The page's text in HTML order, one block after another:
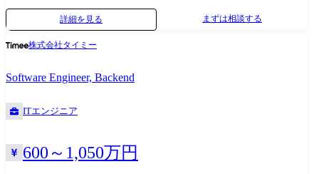
織は個々人の志向や特性の多様性を「許容」するのではなく「歓迎」す
る組織です。 各メンバーの多様性を彩りとして捉えて決して否定せず、
強みとして重ね合わせて、同じチーム、プロダクトの目標を達成を実現
て領域ごとに組織を分割したり、専任のエンジニアリングマネージャー
やアジャイルコーチ、スクラムマスターなどマネジメント専門職メンバ
ーを各チームに配置しています。
コミュニティ活動 社内の所属チームを超えたiOSやAndroidなど専門的な
技術テーマごとに取り扱うコミュニティ活動も活発で、組織図を超えた
す。 ●プロダクトに蓄積された様々なデータをアプリケーションで活用
することで、アプリケーション自体の価値を高めることに責任を持つ。
定しています。 ※Data&Analysis部は30名程度の組織です。 上記以外に
も、データの解析を担うAnalysisチーム、解析基盤の開発を担うAnalysis
Platformチーム、データ基盤の開発やデータの利活用を担うData
ジニアリングマネージャーとは ●担当する部やグループの成果を最大化
することがミッションです。 ●向かう先を示すために OKR を設定した
詳細を見る まずは相談する
株式会社タイミー
Software Engineer, Backend
ITエンジニア
600～1,050万円